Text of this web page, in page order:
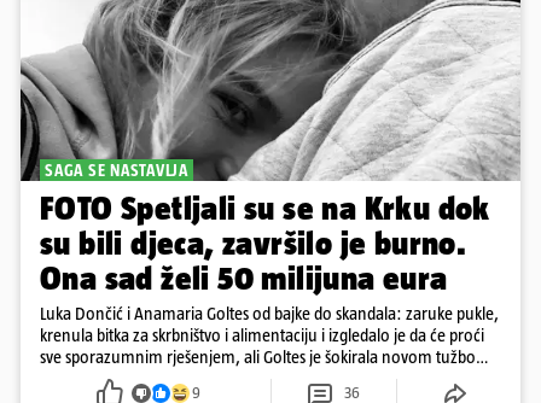
SAGA SE NASTAVLJA
FOTO Spetljali su se na Krku dok
su bili djeca, završilo je burno.
Ona sad želi 50 milijuna eura
Luka Dončić i Anamaria Goltes od bajke do skandala: zaruke pukle,
krenula bitka za skrbništvo i alimentaciju i izgledalo je da će proći
sve sporazumnim rješenjem, ali Goltes je šokirala novom tužbom
u Sloveniji
9 36